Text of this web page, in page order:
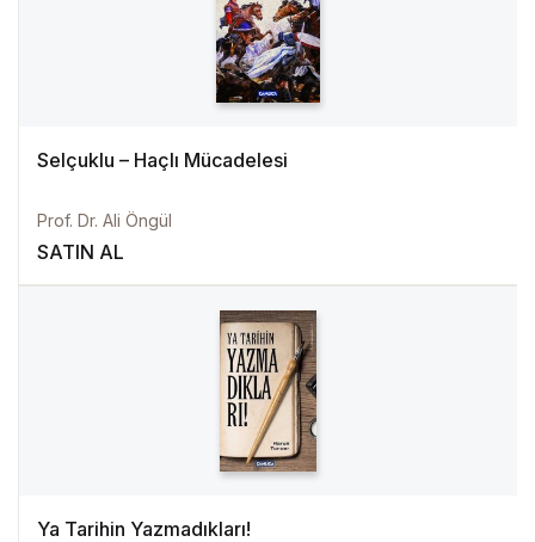
Selçuklu – Haçlı Mücadelesi
Prof. Dr. Ali Öngül
SATIN AL
Ya Tarihin Yazmadıkları!